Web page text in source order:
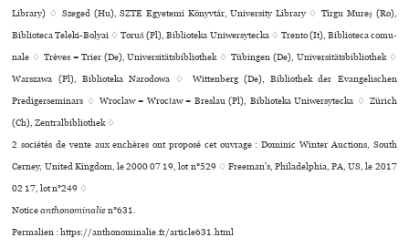
Library) ♢ Szeged (Hu), SZTE Egyetemi Könyvtár, University Library ♢ Tîrgu Mureş (Ro),
Biblioteca Teleki-Bolyai ♢ Toruń (Pl), Biblioteka Uniwersytecka ♢ Trento (It), Biblioteca comu­
nale ♢ Trèves = Trier (De), Universitätsbibliothek ♢ Tübingen (De), Universitätsbibliothek ♢
Warszawa (Pl), Biblioteka Narodowa ♢ Wittenberg (De), Bibliothek der Evangelischen
Predigerseminars ♢ Wroclaw = Wrocław = Breslau (Pl), Biblioteka Uniwersytecka ♢ Zürich
(Ch), Zentralbibliothek ♢
2 sociétés de vente aux enchères ont proposé cet ouvrage : Dominic Winter Auctions, South
Cerney, United Kingdom, le 2000 07 19, lot n°529 ♢ Freeman's, Philadelphia, PA, US, le 2017
02 17, lot n°249 ♢
Noticeanthonominalien°631.
Permalien : https://anthonominalie.fr/article631.html